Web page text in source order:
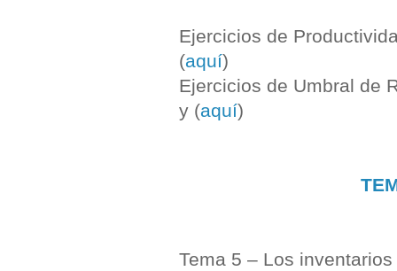
Ejercicios de
(aquí)
Ejercicios de Umbral de
y (aquí)
Tema 5 – Los